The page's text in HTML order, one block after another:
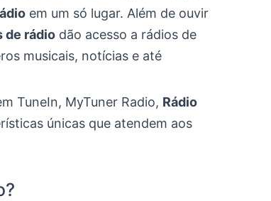
em um só lugar. Além de ouvir
de rádio dão acesso a rádios de
musicais, notícias e até
TuneIn, MyTuner Radio, Rádio
únicas que atendem aos